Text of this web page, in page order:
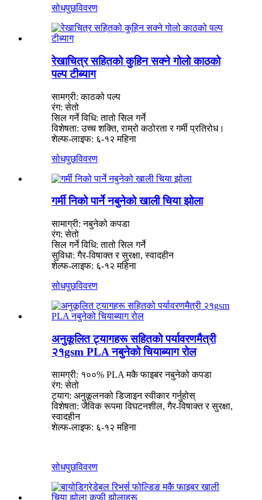
सोधपुछविवरण
रेखाचित्र सहितको कुहिन सक्ने गोलो काठको
पल्प टीब्याग
सामग्री: काठको पल्प
रंग: सेतो
सिल गर्ने विधि: तातो सिल गर्ने
विशेषता: उच्च शक्ति, राम्रो कठोरता र गर्मी प्रतिरोध।
शेल्फ-लाइफ: ६-१२ महिना
सोधपुछविवरण
गर्मी निको पार्ने नबुनेको खाली चिया झोला
सामाग्री: नबुनेको कपडा
रंग: सेतो
सिल गर्ने विधि: तातो सिल गर्ने
सुविधा: गैर-विषाक्त र सुरक्षा, स्वादहीन
शेल्फ-लाइफ: ६-१२ महिना
सोधपुछविवरण
अनुकूलित ट्यागहरू सहितको पर्यावरणमैत्री
२१gsm PLA नबुनेको चियाब्याग रोल
सामग्री: १००% PLA मकै फाइबर नबुनेको कपडा
रंग: सेतो
ट्याग: अनुकूलनको डिजाइन स्वीकार गर्नुहोस्
विशेषता: जैविक रूपमा विघटनशील, गैर-विषाक्त र सुरक्षा,
स्वादहीन
शेल्फ-लाइफ: ६-१२ महिना
सोधपुछविवरण